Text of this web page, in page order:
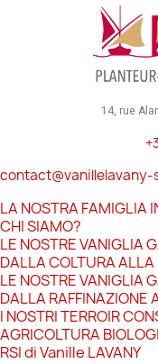
14, rue
contact@vanillelavany-
LA NOSTRA FAMIGLIA
CHI SIAMO?
LE NOSTRE VANIGLIA
DALLA COLTURA
LE NOSTRE VANIGLIA
DALLA RAFFINAZIONE
I NOSTRI TERROIR
AGRICOLTURA
RSI di Vanille LAVANY